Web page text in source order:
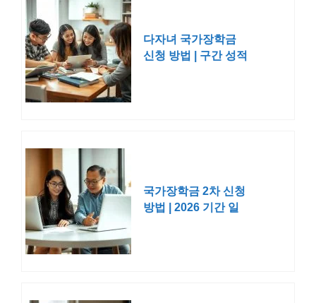
다자녀 국가장학금
신청 방법 | 구간 성적
국가장학금 2차 신청
방법 | 2026 기간 일